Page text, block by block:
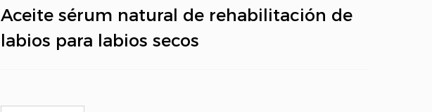
Aceite sérum natural de rehabilitación de
labios para labios secos